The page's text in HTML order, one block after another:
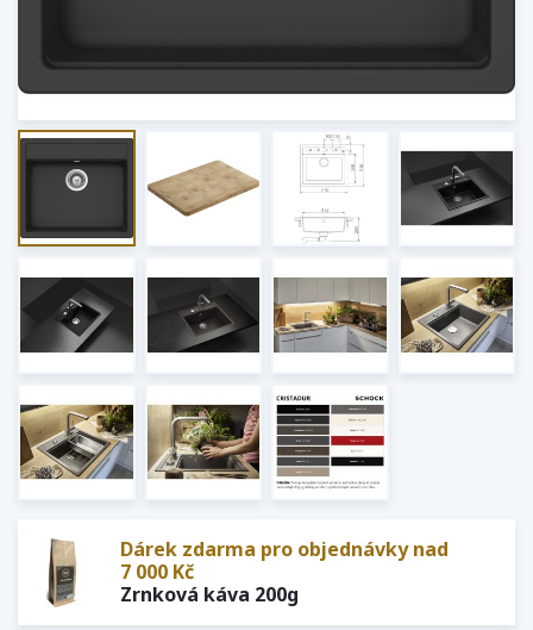
Dárek zdarma pro objednávky nad
7 000 Kč
Zrnková káva 200g